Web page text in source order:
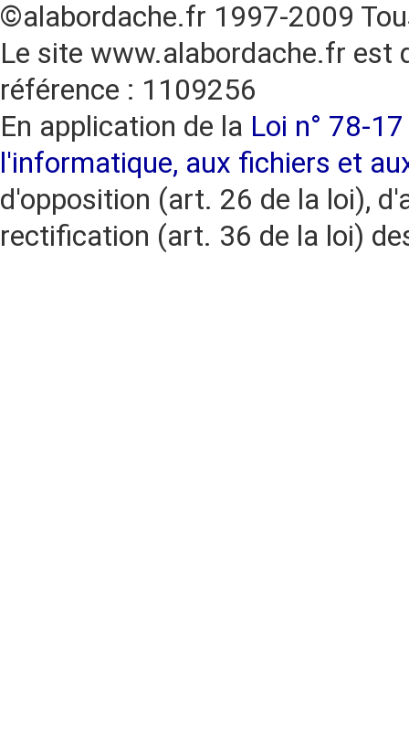
©alabordache.fr 1997-2009
Le site www.alabordache.fr est
référence : 1109256
En application de la Loi n° 78-
l'informatique, aux fichiers et
d'opposition (art. 26 de la loi),
rectification (art. 36 de la loi)